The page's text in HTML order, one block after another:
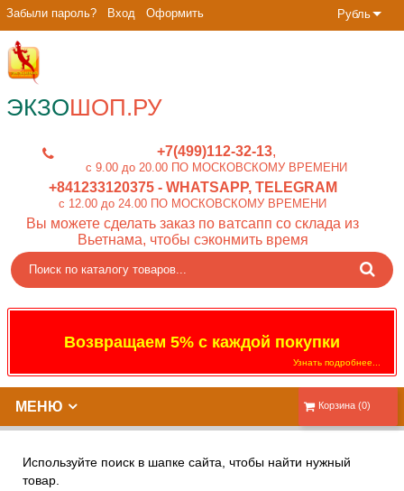
Рубль
Забыли пароль? Вход Оформить
ЭКЗОШОП.РУ
+7(499)112-32-13
c 9.00 до 20.00 ПО МОСКОВСКОМУ ВРЕМЕНИ
+841233120375- WHATSAPP, TELEGRAM
c 12.00 до 24.00 ПО МОСКОВСКОМУ ВРЕМЕНИ
Вы можете сделать заказ по ватсапп со склада из
Вьетнама, чтобы сэконмить время
Возвращаем 5% с каждой покупки
Узнать подробнее...
Корзина (0)
МЕНЮ
Используйте поиск в шапке сайта, чтобы найти нужный
товар.